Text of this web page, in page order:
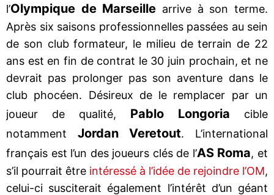
l’Olympique de Marseille arrive à son terme.
Après six saisons professionnelles passées au sein
de son club formateur, le milieu de terrain de 22
ans est en fin de contrat le 30 juin prochain, et ne
devrait pas prolonger pas son aventure dans le
club phocéen. Désireux de le remplacer par un
joueur de qualité, Pablo Longoria cible
notamment Jordan Veretout. L’international
français est l’un des joueurs clés de l’AS Roma, et
s’il pourrait être intéressé à l’idée de rejoindre l’OM,
celui-ci susciterait également l’intérêt d’un géant